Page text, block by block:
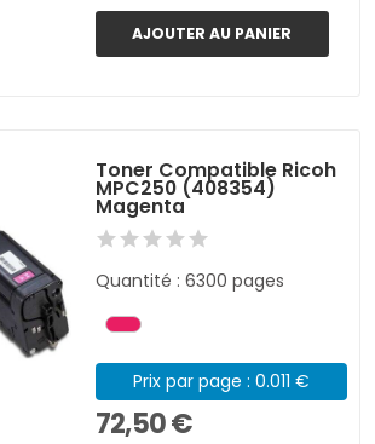
AJOUTER AU PANIER
Toner Compatible Ricoh
MPC250 (408354)
Magenta
Quantité : 6300 pages
Prix par page : 0.011 €
72,50 €